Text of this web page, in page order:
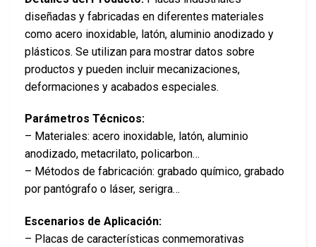
diseñadas y fabricadas en diferentes materiales
como acero inoxidable, latón, aluminio anodizado y
plásticos. Se utilizan para mostrar datos sobre
productos y pueden incluir mecanizaciones,
deformaciones y acabados especiales.
Parámetros Técnicos:
– Materiales: acero inoxidable, latón, aluminio
anodizado, metacrilato, policarbon…
– Métodos de fabricación: grabado químico, grabado
por pantógrafo o láser, serigra…
Escenarios de Aplicación:
– Placas de características conmemorativas